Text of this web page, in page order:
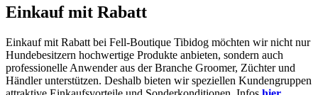
Einkauf mit Rabatt
Einkauf mit Rabatt bei Fell-Boutique Tibidog möchten wir nicht nur
Hundebesitzern hochwertige Produkte anbieten, sondern auch
professionelle Anwender aus der Branche Groomer, Züchter und
Händler unterstützen. Deshalb bieten wir speziellen Kundengruppen